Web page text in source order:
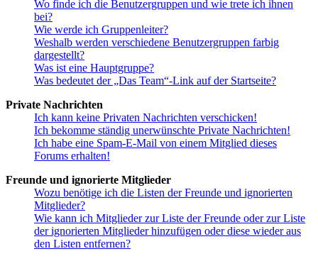
Wo finde ich die Benutzergruppen und wie trete ich ihnen
bei?
Wie werde ich Gruppenleiter?
Weshalb werden verschiedene Benutzergruppen farbig
dargestellt?
Was ist eine Hauptgruppe?
Was bedeutet der „Das Team“-Link auf der Startseite?
Private Nachrichten
Ich kann keine Privaten Nachrichten verschicken!
Ich bekomme ständig unerwünschte Private Nachrichten!
Ich habe eine Spam-E-Mail von einem Mitglied dieses
Forums erhalten!
Freunde und ignorierte Mitglieder
Wozu benötige ich die Listen der Freunde und ignorierten
Mitglieder?
Wie kann ich Mitglieder zur Liste der Freunde oder zur Liste
der ignorierten Mitglieder hinzufügen oder diese wieder aus
den Listen entfernen?